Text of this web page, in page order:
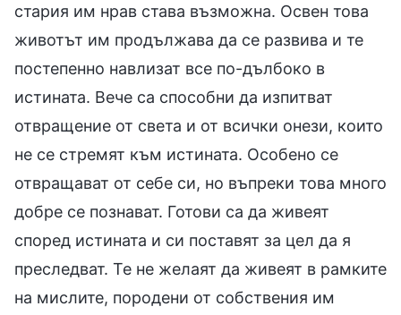
стария им нрав става възможна. Освен това
животът им продължава да се развива и те
постепенно навлизат все по-дълбоко в
истината. Вече са способни да изпитват
отвращение от света и от всички онези, които
не се стремят към истината. Особено се
отвращават от себе си, но въпреки това много
добре се познават. Готови са да живеят
според истината и си поставят за цел да я
преследват. Те не желаят да живеят в рамките
на мислите, породени от собствения им